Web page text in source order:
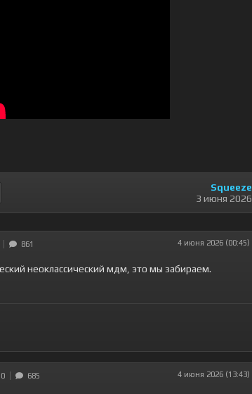
Squeeze
3 июня 2026
861 4 июня 2026 (00:45)
неоклассический мдм, это мы забираем.
0 685 4 июня 2026 (13:43)